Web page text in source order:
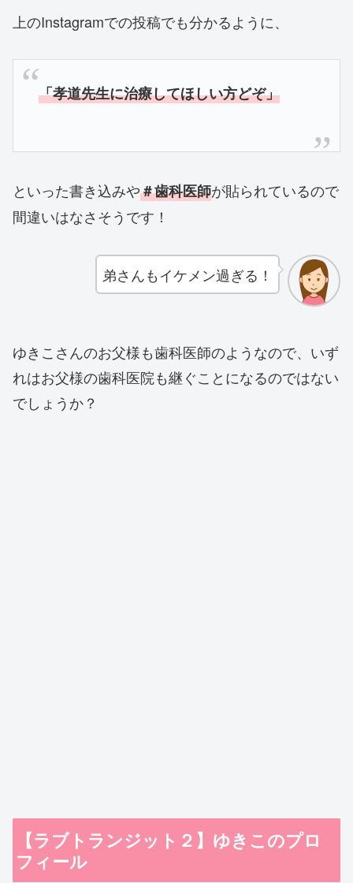
上のInstagramでの投稿でも分かるように、
「孝道先生に治療してほしい方どぞ」
といった書き込みや＃歯科医師が貼られているので
間違いはなさそうです！
弟さんもイケメン過ぎる！
ゆきこさんのお父様も歯科医師のようなので、いず
れはお父様の歯科医院も継ぐことになるのではない
でしょうか？
【ラブトランジット２】ゆきこのプロ
フィール